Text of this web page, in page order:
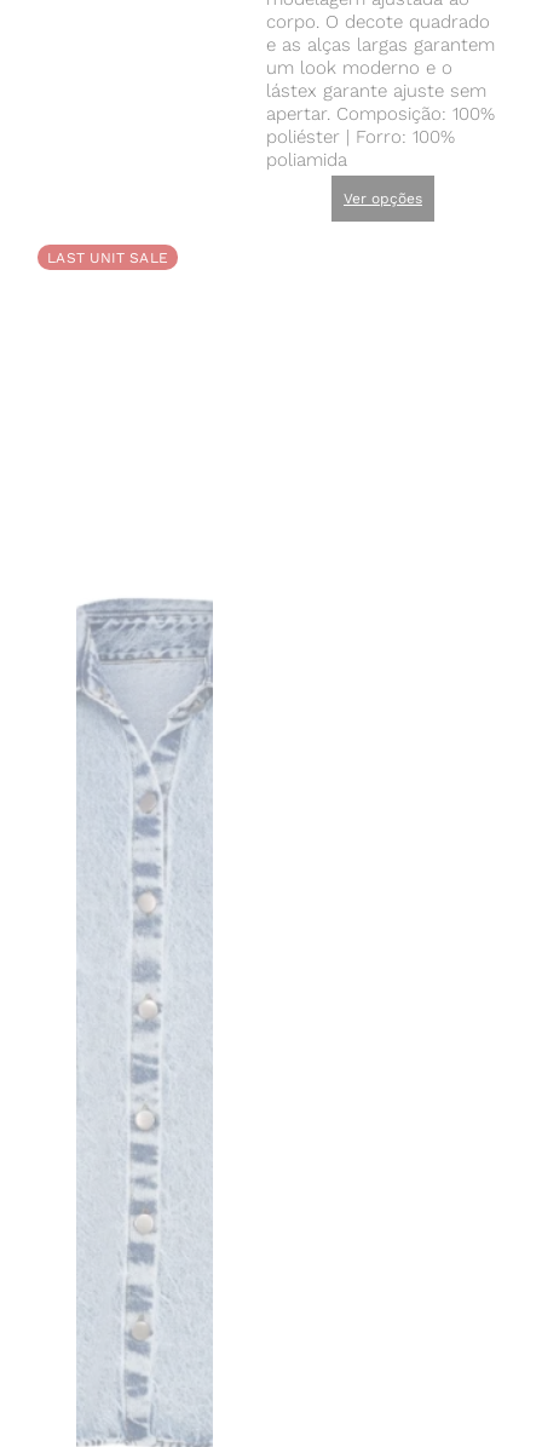
corpo. O decote quadrado
e as alças largas garantem
um look moderno e o
lástex garante ajuste sem
apertar. Composição: 100%
poliéster | Forro: 100%
poliamida
Ver opções
LAST UNIT SALE